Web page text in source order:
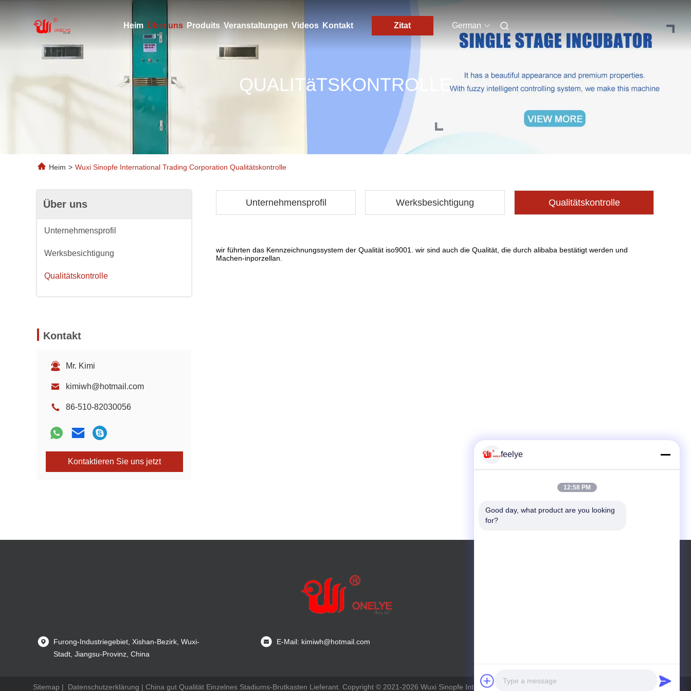
Heim Über uns Produits Veranstaltungen Videos Kontakt Zitat German
QUALITäTSKONTROLLE
Heim > Wuxi Sinopfe International Trading Corporation Qualitätskontrolle
Über uns
Unternehmensprofil
Werksbesichtigung
Qualitätskontrolle
Kontakt
Mr. Kimi
kimiwh@hotmail.com
86-510-82030056
Kontaktieren Sie uns jetzt
Unternehmensprofil Werksbesichtigung Qualitätskontrolle
wir führten das Kennzeichnungssystem der Qualität iso9001. wir sind auch die Qualität, die durch alibaba bestätigt werden und
Machen-inporzellan.
Furong-Industriegebiet, Xishan-Bezirk, Wuxi-
Stadt, Jiangsu-Provinz, China
E-Mail: kimiwh@hotmail.com
Sitemap | Datenschutzerklärung | China gut Qualität Einzelnes Stadiums-Brutkasten Lieferant. Copyright © 2021-2026 Wuxi Sinopfe International Trading Corporation . Alle Rechte vorbehalten.
feelye
12:58 PM
Good day, what product are you looking
for?